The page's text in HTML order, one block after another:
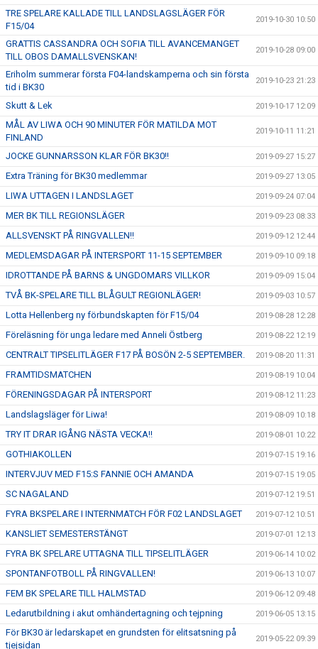
TRE SPELARE KALLADE TILL LANDSLAGSLÄGER FÖR
F15/04
2019-10-30 10:50
GRATTIS CASSANDRA OCH SOFIA TILL AVANCEMANGET
TILL OBOS DAMALLSVENSKAN!
2019-10-28 09:00
Eriholm summerar första F04-landskamperna och sin första
tid i BK30
2019-10-23 21:23
Skutt & Lek 2019-10-17 12:09
MÅL AV LIWA OCH 90 MINUTER FÖR MATILDA MOT
FINLAND
2019-10-11 11:21
JOCKE GUNNARSSON KLAR FÖR BK30!! 2019-09-27 15:27
Extra Träning för BK30 medlemmar 2019-09-27 13:05
LIWA UTTAGEN I LANDSLAGET 2019-09-24 07:04
MER BK TILL REGIONSLÄGER 2019-09-23 08:33
ALLSVENSKT PÅ RINGVALLEN!! 2019-09-12 12:44
MEDLEMSDAGAR PÅ INTERSPORT 11-15 SEPTEMBER 2019-09-10 09:18
IDROTTANDE PÅ BARNS & UNGDOMARS VILLKOR 2019-09-09 15:04
TVÅ BK-SPELARE TILL BLÅGULT REGIONLÄGER! 2019-09-03 10:57
Lotta Hellenberg ny förbundskapten för F15/04 2019-08-28 12:28
Föreläsning för unga ledare med Anneli Östberg 2019-08-22 12:19
CENTRALT TIPSELITLÄGER F17 PÅ BOSÖN 2-5 SEPTEMBER. 2019-08-20 11:31
FRAMTIDSMATCHEN 2019-08-19 10:04
FÖRENINGSDAGAR PÅ INTERSPORT 2019-08-12 11:23
Landslagsläger för Liwa! 2019-08-09 10:18
TRY IT DRAR IGÅNG NÄSTA VECKA!! 2019-08-01 10:22
GOTHIAKOLLEN 2019-07-15 19:16
INTERVJUV MED F15:S FANNIE OCH AMANDA 2019-07-15 19:05
SC NAGALAND 2019-07-12 19:51
FYRA BKSPELARE I INTERNMATCH FÖR F02 LANDSLAGET 2019-07-12 10:51
KANSLIET SEMESTERSTÄNGT 2019-07-01 12:13
FYRA BK SPELARE UTTAGNA TILL TIPSELITLÄGER 2019-06-14 10:02
SPONTANFOTBOLL PÅ RINGVALLEN! 2019-06-13 10:07
FEM BK SPELARE TILL HALMSTAD 2019-06-12 09:48
Ledarutbildning i akut omhändertagning och tejpning 2019-06-05 13:15
För BK30 är ledarskapet en grundsten för elitsatsning på
tjejsidan
2019-05-22 09:39